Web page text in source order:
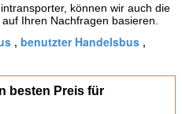
können wir auch die
Ihren Nachfragen basieren.
, benutzter Handelsbus ,
besten Preis für